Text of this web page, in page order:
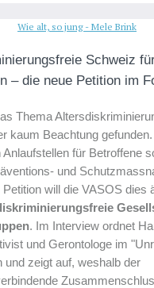
Schweiz
– die neue Petition im
Thema
kaum Beachtung
Anlaufstellen für Betroffene
und
Petition will die VASOS dies
. Im Interview ordnet
und Gerontologe im
und zeigt auf, weshalb der